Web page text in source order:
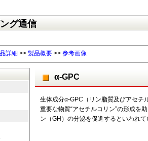
グ通信
詳細 >> 製品概要 >> 参考画像
α-GPC
生体成分α-GPC（リン脂質及びアセチ
重要な物質“アセチルコリン”の形成を
ン（GH）の分泌を促進するといわれ